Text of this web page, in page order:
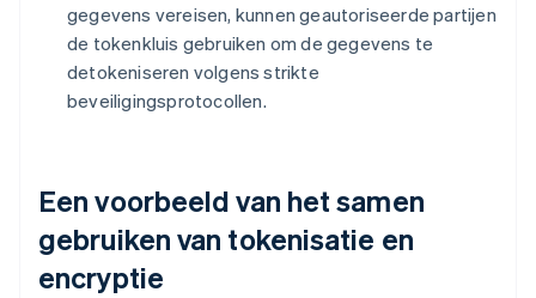
gegevens vereisen, kunnen geautoriseerde partijen
de tokenkluis gebruiken om de gegevens te
detokeniseren volgens strikte
beveiligingsprotocollen.
Een voorbeeld van het samen
gebruiken van tokenisatie en
encryptie